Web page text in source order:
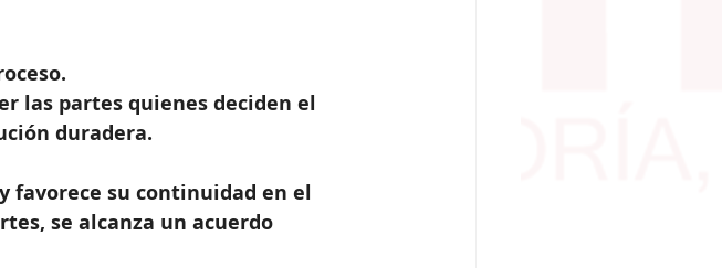
las partes quienes deciden el
duradera.
favorece su continuidad en el
se alcanza un acuerdo